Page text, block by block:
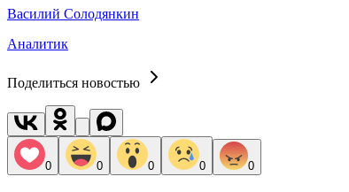
Василий Солодянкин
Аналитик
Поделиться новостью
0 0 0 0 0